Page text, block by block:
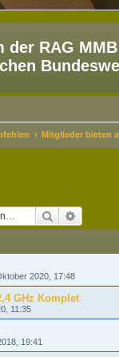
der RAG
Mitglieder bieten
Suche
2020, 17:48
GHz Komplet
11:35
19:41